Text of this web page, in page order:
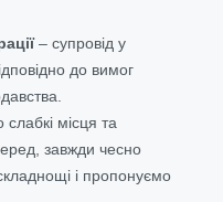
– супровід у
до вимог
місця та
завжди чесно
і пропонуємо